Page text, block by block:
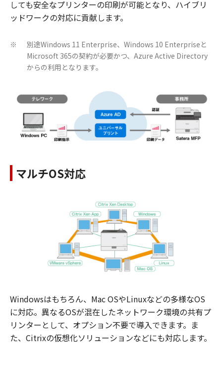
しても安全なプリンターの印刷が可能となり、ハイブリ
ッドワークの対応に貢献します。
※
別途Windows 11 Enterprise、Windows 10 Enterpriseと
Microsoft 365の契約が必要かつ、Azure Active Directory
からの利用となります。
マルチOS対応
Windowsはもちろん、Mac OSやLinuxなどの多様なOS
に対応。異なるOSが混在したネットワーク環境の共有プ
リンターとして、オプション不要で導入できます。ま
た、Citrixの仮想化ソリューションなどにも対応します。